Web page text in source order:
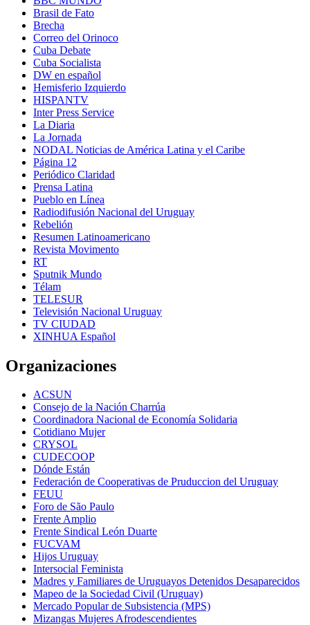
Brasil de Fato
Brecha
Correo del Orinoco
Cuba Debate
Cuba Socialista
DW en español
Hemisferio Izquierdo
HISPANTV
Inter Press Service
La Diaria
La Jornada
NODAL Noticias de América Latina y el Caribe
Página 12
Periódico Claridad
Prensa Latina
Pueblo en Línea
Radiodifusión Nacional del Uruguay
Rebelión
Resumen Latinoamericano
Revista Movimento
RT
Sputnik Mundo
Télam
TELESUR
Televisión Nacional Uruguay
TV CIUDAD
XINHUA Español
Organizaciones
ACSUN
Consejo de la Nación Charrúa
Coordinadora Nacional de Economía Solidaria
Cotidiano Mujer
CRYSOL
CUDECOOP
Dónde Están
Federación de Cooperativas de Pruduccion del Uruguay
FEUU
Foro de São Paulo
Frente Amplio
Frente Sindical León Duarte
FUCVAM
Hijos Uruguay
Intersocial Feminista
Madres y Familiares de Uruguayos Detenidos Desaparecidos
Mapeo de la Sociedad Civil (Uruguay)
Mercado Popular de Subsistencia (MPS)
Mizangas Mujeres Afrodescendientes